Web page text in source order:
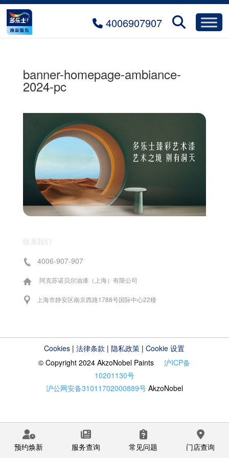
4006907907
banner-homepage-ambiance-
2024-pc
联系我们
4006-907-907
阿克苏诺贝尔油漆（上海）有限公司
上海市静安区南京西路1788号国际中心22楼
Cookies |法律条款 |隐私政策 |Cookie 设置
© Copyright 2024 AkzoNobel Paints沪ICP备
10201130号
沪公网安备31011702000889号 AkzoNobel
预约焕新 服务查询 常见问题 门店查询